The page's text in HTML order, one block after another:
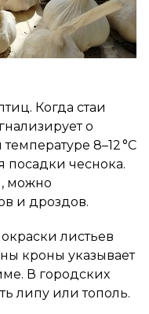
Когда стаи
о
8–12 °C
чеснока.
можно
и дроздов.
листьев
кроны указывает
В городских
липу или тополь.